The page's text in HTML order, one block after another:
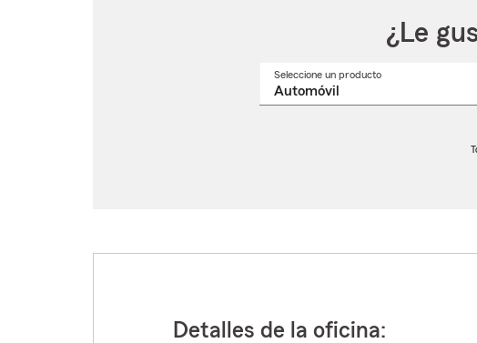
¿Le
Seleccione un productoSeleccione
Detalles de la oficina: